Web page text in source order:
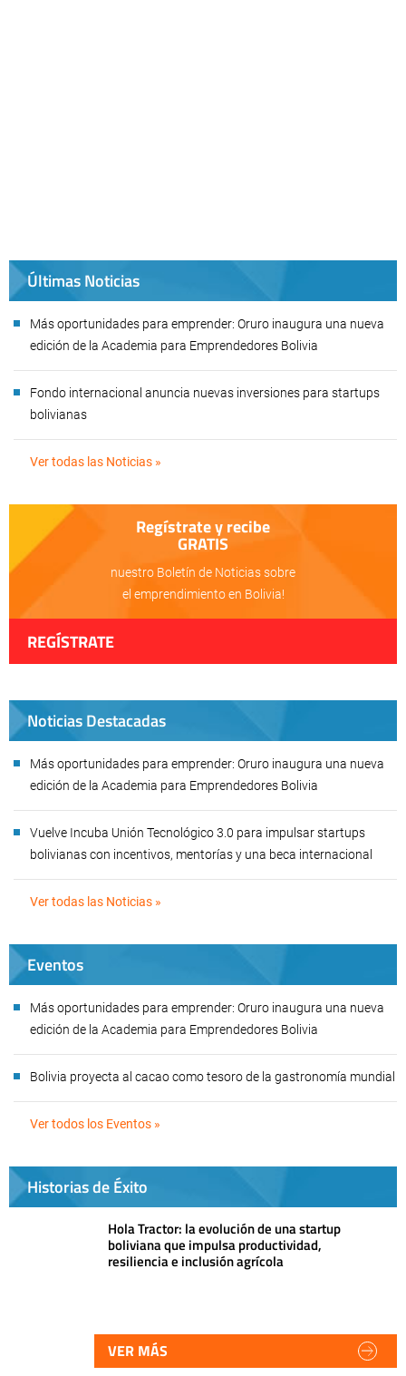
Últimas Noticias
Más oportunidades para emprender: Oruro inaugura una nueva
edición de la Academia para Emprendedores Bolivia
Fondo internacional anuncia nuevas inversiones para startups
bolivianas
Ver todas las Noticias »
Regístrate y recibe
GRATIS
nuestro Boletín de Noticias sobre
el emprendimiento en Bolivia!
REGÍSTRATE
Noticias Destacadas
Más oportunidades para emprender: Oruro inaugura una nueva
edición de la Academia para Emprendedores Bolivia
Vuelve Incuba Unión Tecnológico 3.0 para impulsar startups
bolivianas con incentivos, mentorías y una beca internacional
Ver todas las Noticias »
Eventos
Más oportunidades para emprender: Oruro inaugura una nueva
edición de la Academia para Emprendedores Bolivia
Bolivia proyecta al cacao como tesoro de la gastronomía mundial
Ver todos los Eventos »
Historias de Éxito
Hola Tractor: la evolución de una startup
boliviana que impulsa productividad,
resiliencia e inclusión agrícola
VER MÁS